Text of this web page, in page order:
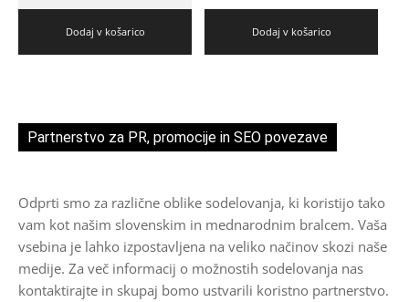
Dodaj v košarico Dodaj v košarico
Partnerstvo za PR, promocije in SEO povezave
Odprti smo za različne oblike sodelovanja, ki koristijo tako
vam kot našim slovenskim in mednarodnim bralcem. Vaša
vsebina je lahko izpostavljena na veliko načinov skozi naše
medije. Za več informacij o možnostih sodelovanja nas
kontaktirajte in skupaj bomo ustvarili koristno partnerstvo.